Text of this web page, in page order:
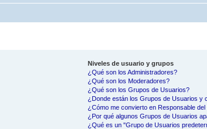
Niveles de usuario y grupos
¿Qué son los Administradores?
¿Qué son los Moderadores?
¿Qué son los Grupos de Usuarios?
¿Donde están los Grupos de Usuarios y
¿Cómo me convierto en Responsable del
¿Por qué algunos Grupos de Usuarios
¿Qué es un "Grupo de Usuarios